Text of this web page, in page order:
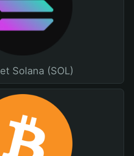
Solana (SOL)